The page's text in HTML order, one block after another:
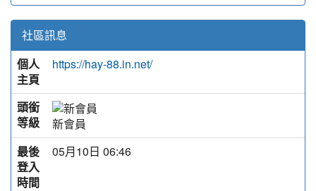
社區訊息
個人
主頁
https://hay-88.in.net/
頭銜
等級
新會員
最後
登入
時間
05月10日 06:46